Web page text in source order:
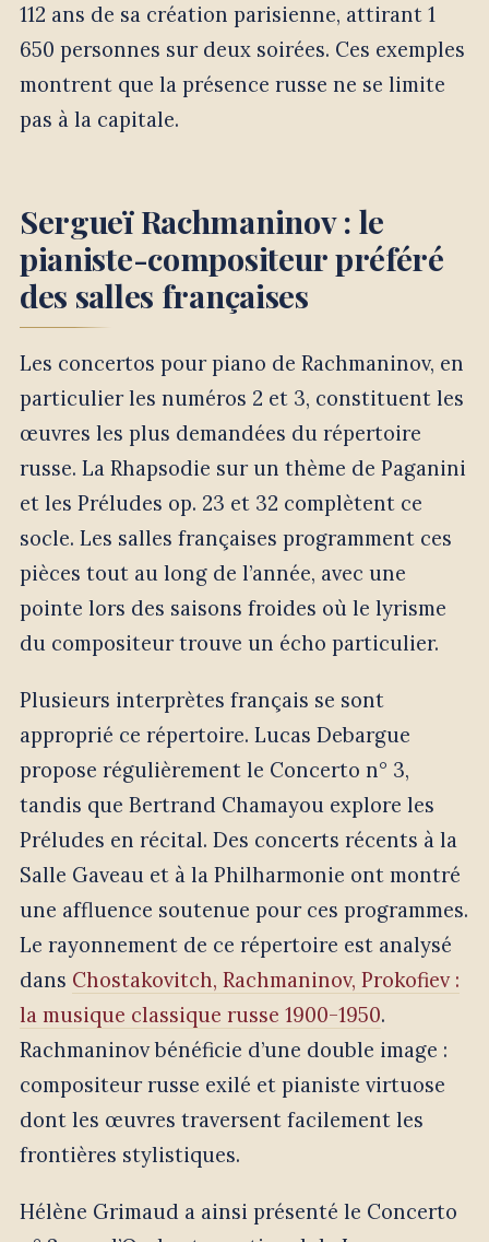
112 ans de sa création parisienne, attirant 1
650 personnes sur deux soirées. Ces exemples
montrent que la présence russe ne se limite
pas à la capitale.
Sergueï Rachmaninov : le
pianiste-compositeur préféré
des salles françaises
Les concertos pour piano de Rachmaninov, en
particulier les numéros 2 et 3, constituent les
œuvres les plus demandées du répertoire
russe. La Rhapsodie sur un thème de Paganini
et les Préludes op. 23 et 32 complètent ce
socle. Les salles françaises programment ces
pièces tout au long de l’année, avec une
pointe lors des saisons froides où le lyrisme
du compositeur trouve un écho particulier.
Plusieurs interprètes français se sont
approprié ce répertoire. Lucas Debargue
propose régulièrement le Concerto n° 3,
tandis que Bertrand Chamayou explore les
Préludes en récital. Des concerts récents à la
Salle Gaveau et à la Philharmonie ont montré
une affluence soutenue pour ces programmes.
Le rayonnement de ce répertoire est analysé
dans Chostakovitch, Rachmaninov, Prokofiev :
la musique classique russe 1900-1950.
Rachmaninov bénéficie d’une double image :
compositeur russe exilé et pianiste virtuose
dont les œuvres traversent facilement les
frontières stylistiques.
Hélène Grimaud a ainsi présenté le Concerto